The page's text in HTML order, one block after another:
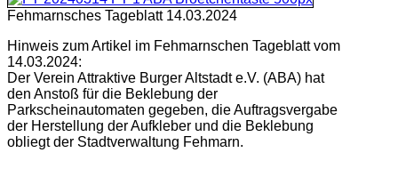
Fehmarnsches Tageblatt 14.03.2024
Hinweis zum Artikel im Fehmarnschen Tageblatt vom
14.03.2024:
Der Verein Attraktive Burger Altstadt e.V. (ABA) hat
den Anstoß für die Beklebung der
Parkscheinautomaten gegeben, die Auftragsvergabe
der Herstellung der Aufkleber und die Beklebung
obliegt der Stadtverwaltung Fehmarn.